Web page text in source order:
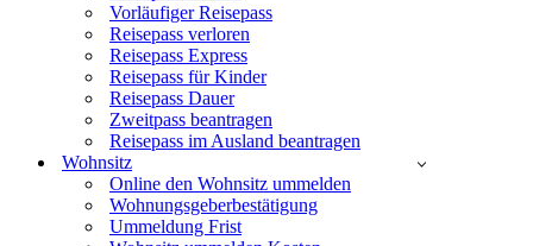
Vorläufiger Reisepass
Reisepass verloren
Reisepass Express
Reisepass für Kinder
Reisepass Dauer
Zweitpass beantragen
Reisepass im Ausland beantragen
Wohnsitz
Online den Wohnsitz ummelden
Wohnungsgeberbestätigung
Ummeldung Frist